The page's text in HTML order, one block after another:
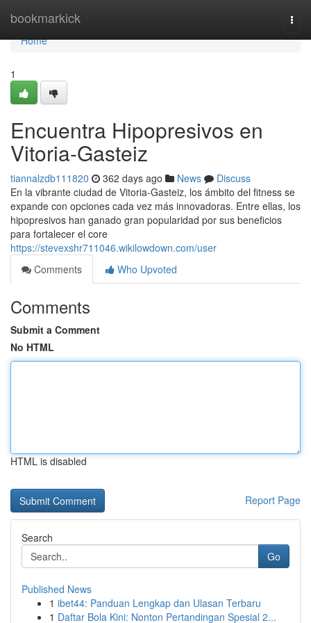
bookmarkick
Home
Home
1
Encuentra Hipopresivos en
Vitoria-Gasteiz
tiannalzdb111820 362 days ago News
Discuss
En la vibrante ciudad de Vitoria-Gasteiz, los ámbito del fitness se
expande con opciones cada vez más innovadoras. Entre ellas, los
hipopresivos han ganado gran popularidad por sus beneficios
para fortalecer el core
https://stevexshr711046.wikilowdown.com/user
Comments
Who Upvoted
Comments
Submit a Comment
No HTML
HTML is disabled
Report Page
Search
Go
Published News
1 ibet44: Panduan Lengkap dan Ulasan Terbaru
1 Daftar Bola Kini: Nonton Pertandingan Spesial 2...